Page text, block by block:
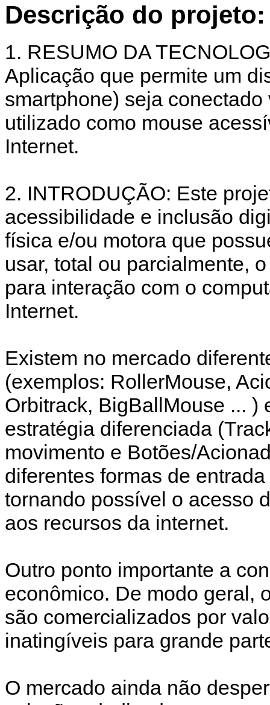
Descrição do projeto:
1. RESUMO DA
Aplicação que permite um
smartphone) seja
utilizado como mouse
Internet.
2. INTRODUÇÃO: Este
acessibilidade e inclusão
física e/ou motora que
usar, total ou parcialmente,
para interação com o
Internet.
Existem no mercado
(exemplos: RollerMouse,
Orbitrack, BigBallMouse ... )
estratégia diferenciada
movimento e Botões/
diferentes formas de
tornando possível o acesso
aos recursos da internet.
Outro ponto importante a
econômico. De modo geral,
são comercializados por
inatingíveis para grande
O mercado ainda não